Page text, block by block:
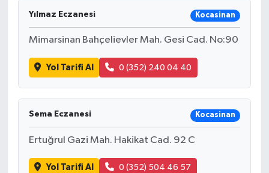
Yılmaz Eczanesi Kocasinan
Mimarsinan Bahçelievler Mah. Gesi Cad. No:90
Yol Tarifi Al 0 (352) 240 04 40
Sema Eczanesi Kocasinan
Ertuğrul Gazi Mah. Hakikat Cad. 92 C
Yol Tarifi Al 0 (352) 504 46 57